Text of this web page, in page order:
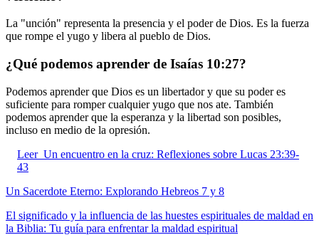
La "unción" representa la presencia y el poder de Dios. Es la fuerza
que rompe el yugo y libera al pueblo de Dios.
¿Qué podemos aprender de Isaías 10:27?
Podemos aprender que Dios es un libertador y que su poder es
suficiente para romper cualquier yugo que nos ate. También
podemos aprender que la esperanza y la libertad son posibles,
incluso en medio de la opresión.
Leer Un encuentro en la cruz: Reflexiones sobre Lucas 23:39-
43
Un Sacerdote Eterno: Explorando Hebreos 7 y 8
El significado y la influencia de las huestes espirituales de maldad en
la Biblia: Tu guía para enfrentar la maldad espiritual